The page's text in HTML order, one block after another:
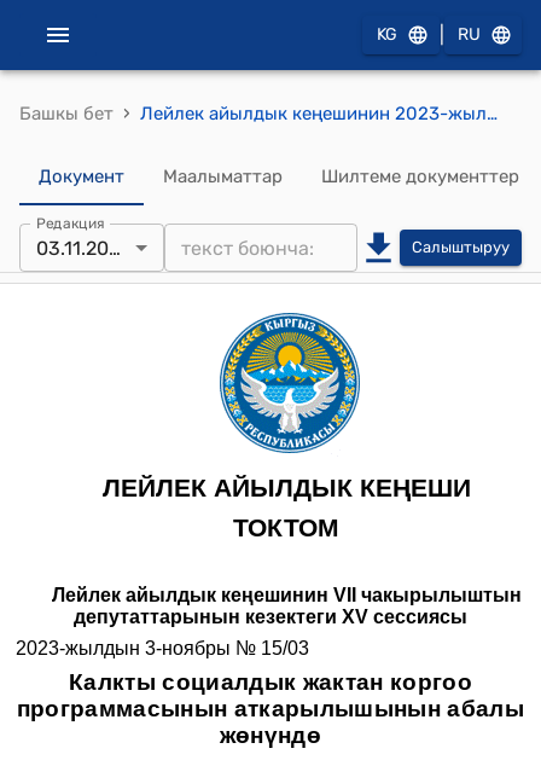
KG RU
Башкы бет › Лейлек айылдык кеңешинин 2023-жылдын 3-ноябрындагы № 15/03 "Калкты социалдык жактан коргоо программасынын аткарылышынын абалы жөнүндө" токтому
Документ Маалыматтар Шилтеме документтер
Редакция
03.11.2023 Салыштыруу